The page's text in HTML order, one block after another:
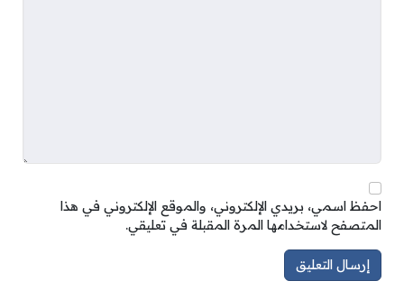
احفظ اسمي، بريدي الإلكتروني، والموقع الإلكتروني في هذا
المتصفح لاستخدامها المرة المقبلة في تعليقي.